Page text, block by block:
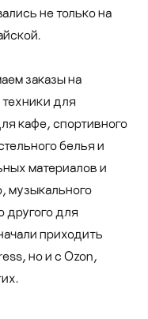
не только на
заказы на
для
кафе, спортивного
белья и
материалов и
музыкального
другого для
приходить
но и с Ozon,